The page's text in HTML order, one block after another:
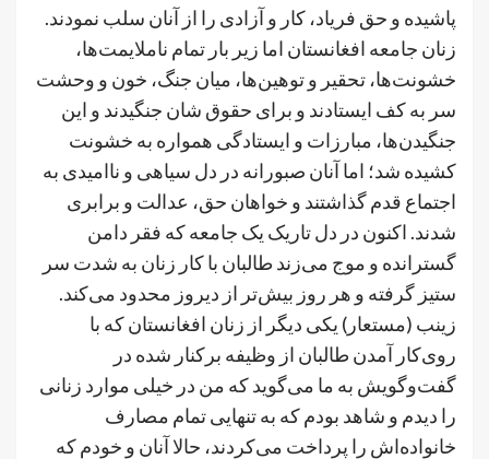
پاشیده و حق فریاد، کار و آزادی را از آنان سلب نمودند.
زنان جامعه افغانستان اما زیر بار تمام ناملایمت‌ها،
خشونت‌ها، تحقیر و توهین‌ها، میان جنگ، خون و وحشت
سر به کف ایستادند و برای حقوق شان جنگیدند و این
جنگیدن‌ها، مبارزات و ایستادگی همواره به خشونت
کشیده شد؛ اما آنان صبورانه در دل سیاهی و ناامیدی به
اجتماع قدم گذاشتند و خواهان حق، عدالت و برابری
شدند. اکنون در دل تاریک یک جامعه که فقر دامن
گسترانده و موج می‌زند طالبان با کار زنان به شدت سر
ستیز گرفته و هر روز بیش‌تر از دیروز محدود می‌کند.
زینب (مستعار) یکی دیگر از زنان افغانستان که با
روی‌کار آمدن طالبان از وظیفه برکنار شده در
گفت‌وگویش به ما می‌گوید که من در خیلی موارد زنانی
را دیدم و شاهد بودم که به تنهایی تمام مصارف
خانواده‌اش را پرداخت می‌کردند، حالا آنان و خودم که